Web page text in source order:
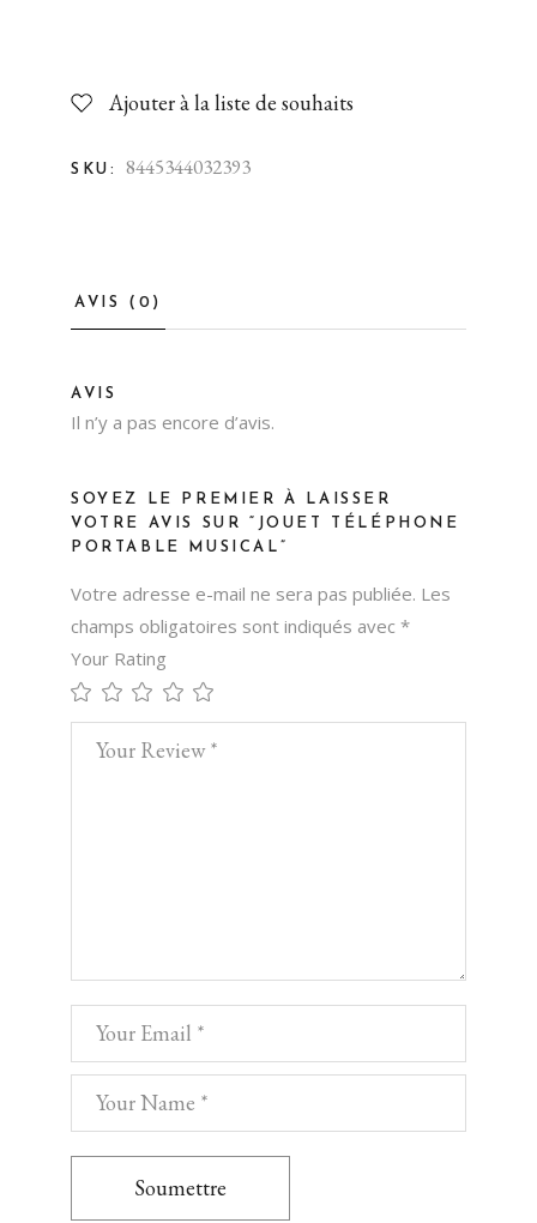
Ajouter à la liste de souhaits
SKU: 8445344032393
AVIS (0)
AVIS
Il n’y a pas encore d’avis.
SOYEZ LE PREMIER À LAISSER
VOTRE AVIS SUR “JOUET TÉLÉPHONE
PORTABLE MUSICAL”
Votre adresse e-mail ne sera pas publiée. Les
champs obligatoires sont indiqués avec *
Your Rating
Soumettre